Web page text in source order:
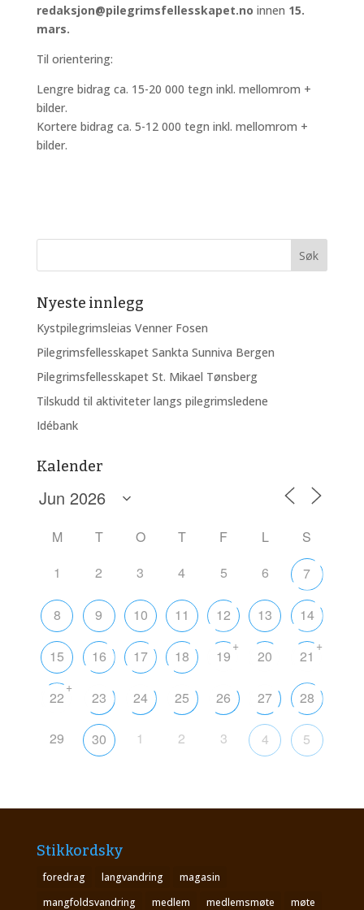
redaksjon@pilegrimsfellesskapet.no innen 15.
mars.
Til orientering:
Lengre bidrag ca. 15-20 000 tegn inkl. mellomrom +
bilder.
Kortere bidrag ca. 5-12 000 tegn inkl. mellomrom +
bilder.
Nyeste innlegg
Kystpilegrimsleias Venner Fosen
Pilegrimsfellesskapet Sankta Sunniva Bergen
Pilegrimsfellesskapet St. Mikael Tønsberg
Tilskudd til aktiviteter langs pilegrimsledene
Idébank
Kalender
M T O T F L
S
1
2 3 4 5 6 7
8 9 10 11 12 13 14
15 16 17 18 19
+
20 21
+
22
+
23 24 25 26 27 28
29 30 1 2 3 4 5
Stikkordsky
foredrag langvandring
magasin
mangfoldsvandring
medlem medlemsmøte
møte